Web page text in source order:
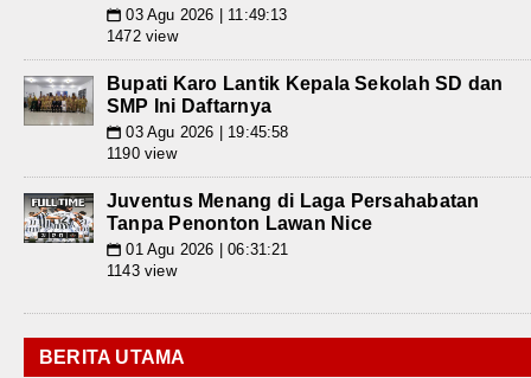
📅 03 Agu 2026 | 11:49:13
1472 view
Bupati Karo Lantik Kepala Sekolah SD dan
SMP Ini Daftarnya
📅 03 Agu 2026 | 19:45:58
1190 view
Juventus Menang di Laga Persahabatan
Tanpa Penonton Lawan Nice
📅 01 Agu 2026 | 06:31:21
1143 view
BERITA UTAMA